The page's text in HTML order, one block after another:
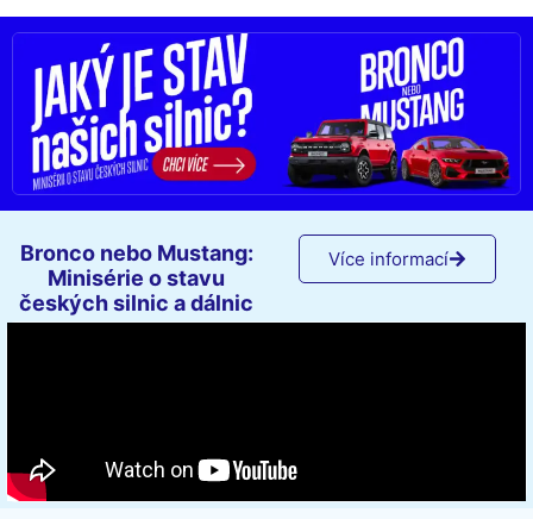
Bronco nebo Mustang:
Minisérie o stavu
českých silnic a dálnic
Více informací